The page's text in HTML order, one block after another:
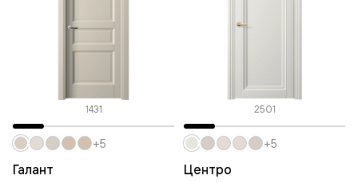
1431
Галант
+5
2501
Центро
+5